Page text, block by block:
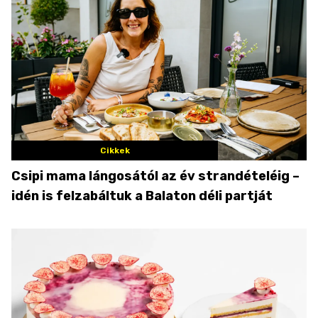
Cikkek
Csipi mama lángosától az év strandételéig –
idén is felzabáltuk a Balaton déli partját